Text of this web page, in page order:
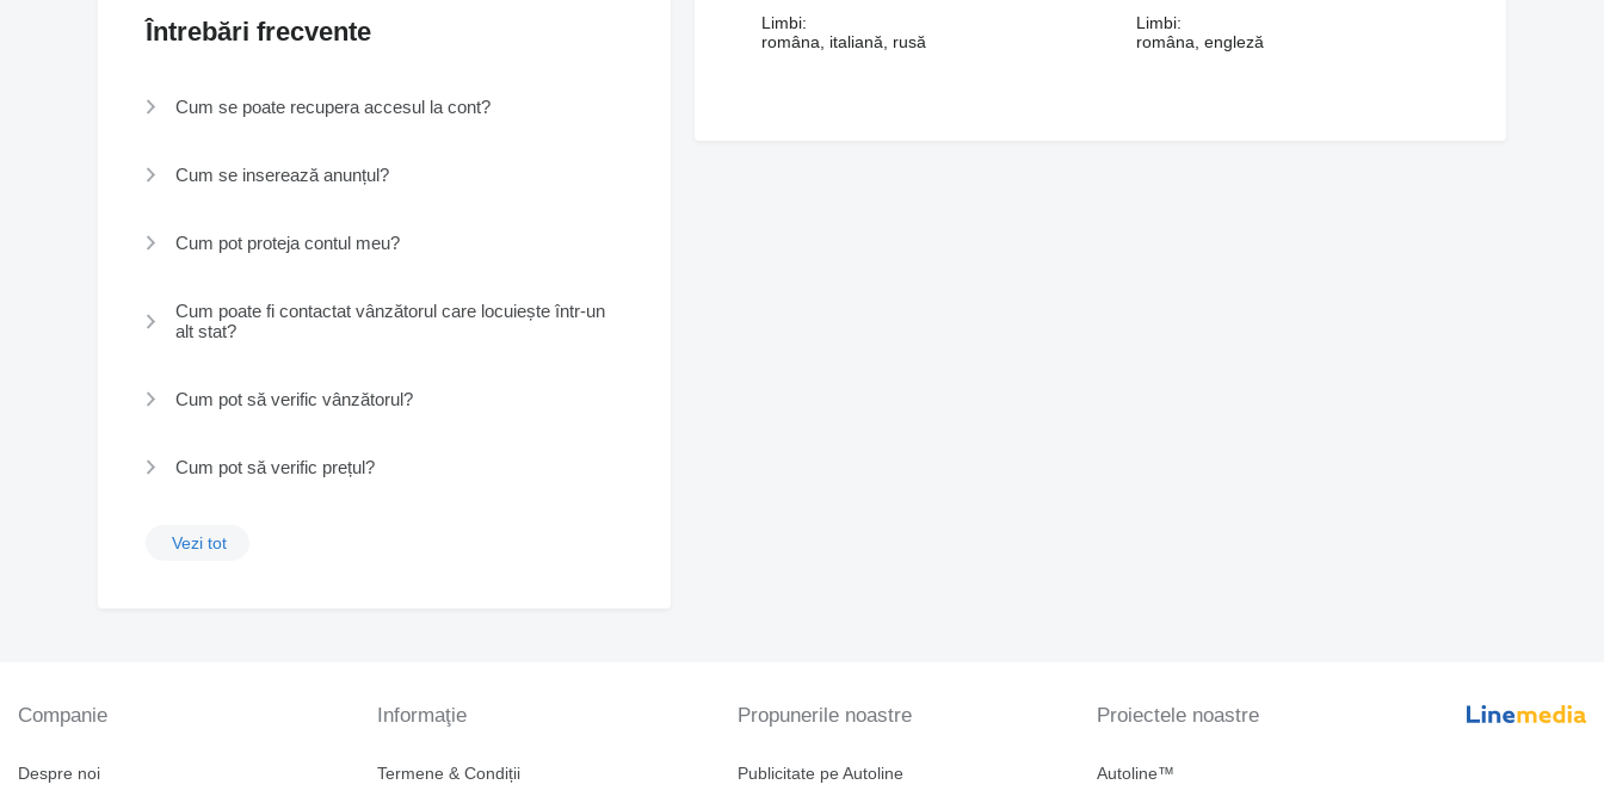
Întrebări frecvente
Cum se poate recupera accesul la cont?
Cum se inserează anunțul?
Cum pot proteja contul meu?
Cum poate fi contactat vânzătorul care locuiește într-un
alt stat?
Cum pot să verific vânzătorul?
Cum pot să verific prețul?
Vezi tot
Limbi:
româna, italiană, rusă
Limbi:
româna, engleză
Companie
Despre noi
Informaţie
Termene & Condiții
Propunerile noastre
Publicitate pe Autoline
Proiectele noastre
Autoline™